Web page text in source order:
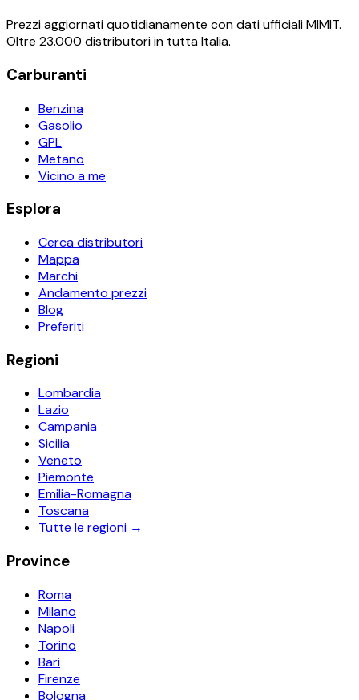
Prezzi aggiornati quotidianamente con dati ufficiali MIMIT.
Oltre 23.000 distributori in tutta Italia.
Carburanti
Benzina
Gasolio
GPL
Metano
Vicino a me
Esplora
Cerca distributori
Mappa
Marchi
Andamento prezzi
Blog
Preferiti
Regioni
Lombardia
Lazio
Campania
Sicilia
Veneto
Piemonte
Emilia-Romagna
Toscana
Tutte le regioni →
Province
Roma
Milano
Napoli
Torino
Bari
Firenze
Bologna